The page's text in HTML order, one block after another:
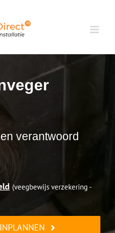
verantwoord
(veegbewijs verzekering -